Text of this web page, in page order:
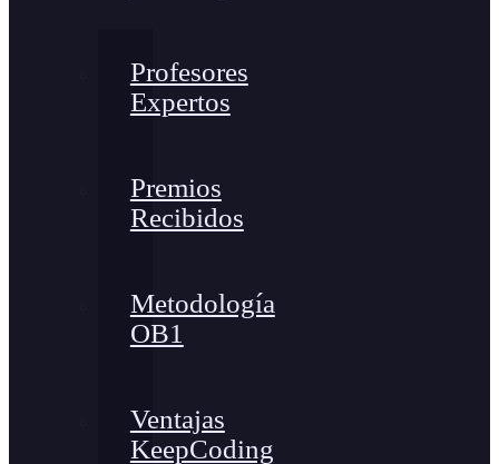
Profesores
Expertos
Premios
Recibidos
Metodología
OB1
Ventajas
KeepCoding